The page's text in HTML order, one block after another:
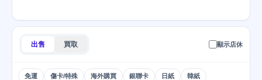
出售 買取 顯示店休
免運 傷卡/特殊 海外購買 銀聯卡 日紙 韓紙